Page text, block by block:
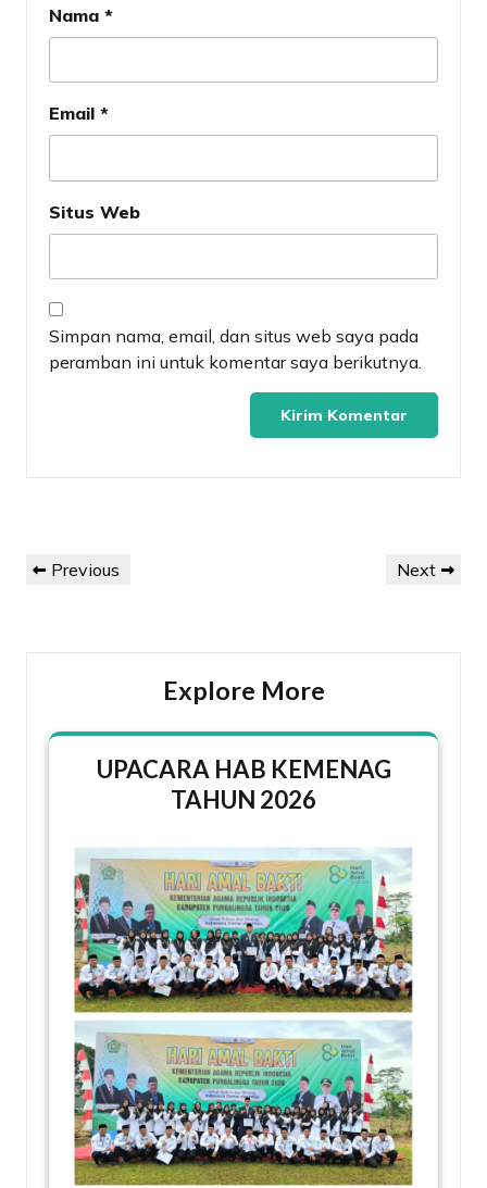
Nama *
Email *
Situs Web
Simpan nama, email, dan situs web saya pada
peramban ini untuk komentar saya berikutnya.
pos
Previous
Previous
Next
Next
Explore More
UPACARA HAB KEMENAG
TAHUN 2026